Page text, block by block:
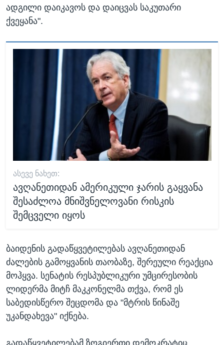
ადგილი დაიკავოს და დაიცვას საკუთარი
ქვეყანა".
ᲐᲡᲔᲕᲔ ᲜᲐᲮᲔᲗ:
ავღანეთიდან ამერიკული ჯარის გაყვანა
შესაძლოა მნიშვნელოვანი რისკის
შემცველი იყოს
ბაიდენის გადაწყვეტილებას ავღანეთიდან
ძალების გამოყვანის თაობაზე, შერეული რეაქცია
მოჰყვა. სენატის რესპუბლიკური უმცირესობის
ლიდერმა მიტჩ მაკკონელმა თქვა, რომ ეს
საბედისწერო შეცდომა და "მტრის წინაშე
უკანდახევა" იქნება.
გადაწყვეტილებამ ზოგიერთი დემოკრატიც